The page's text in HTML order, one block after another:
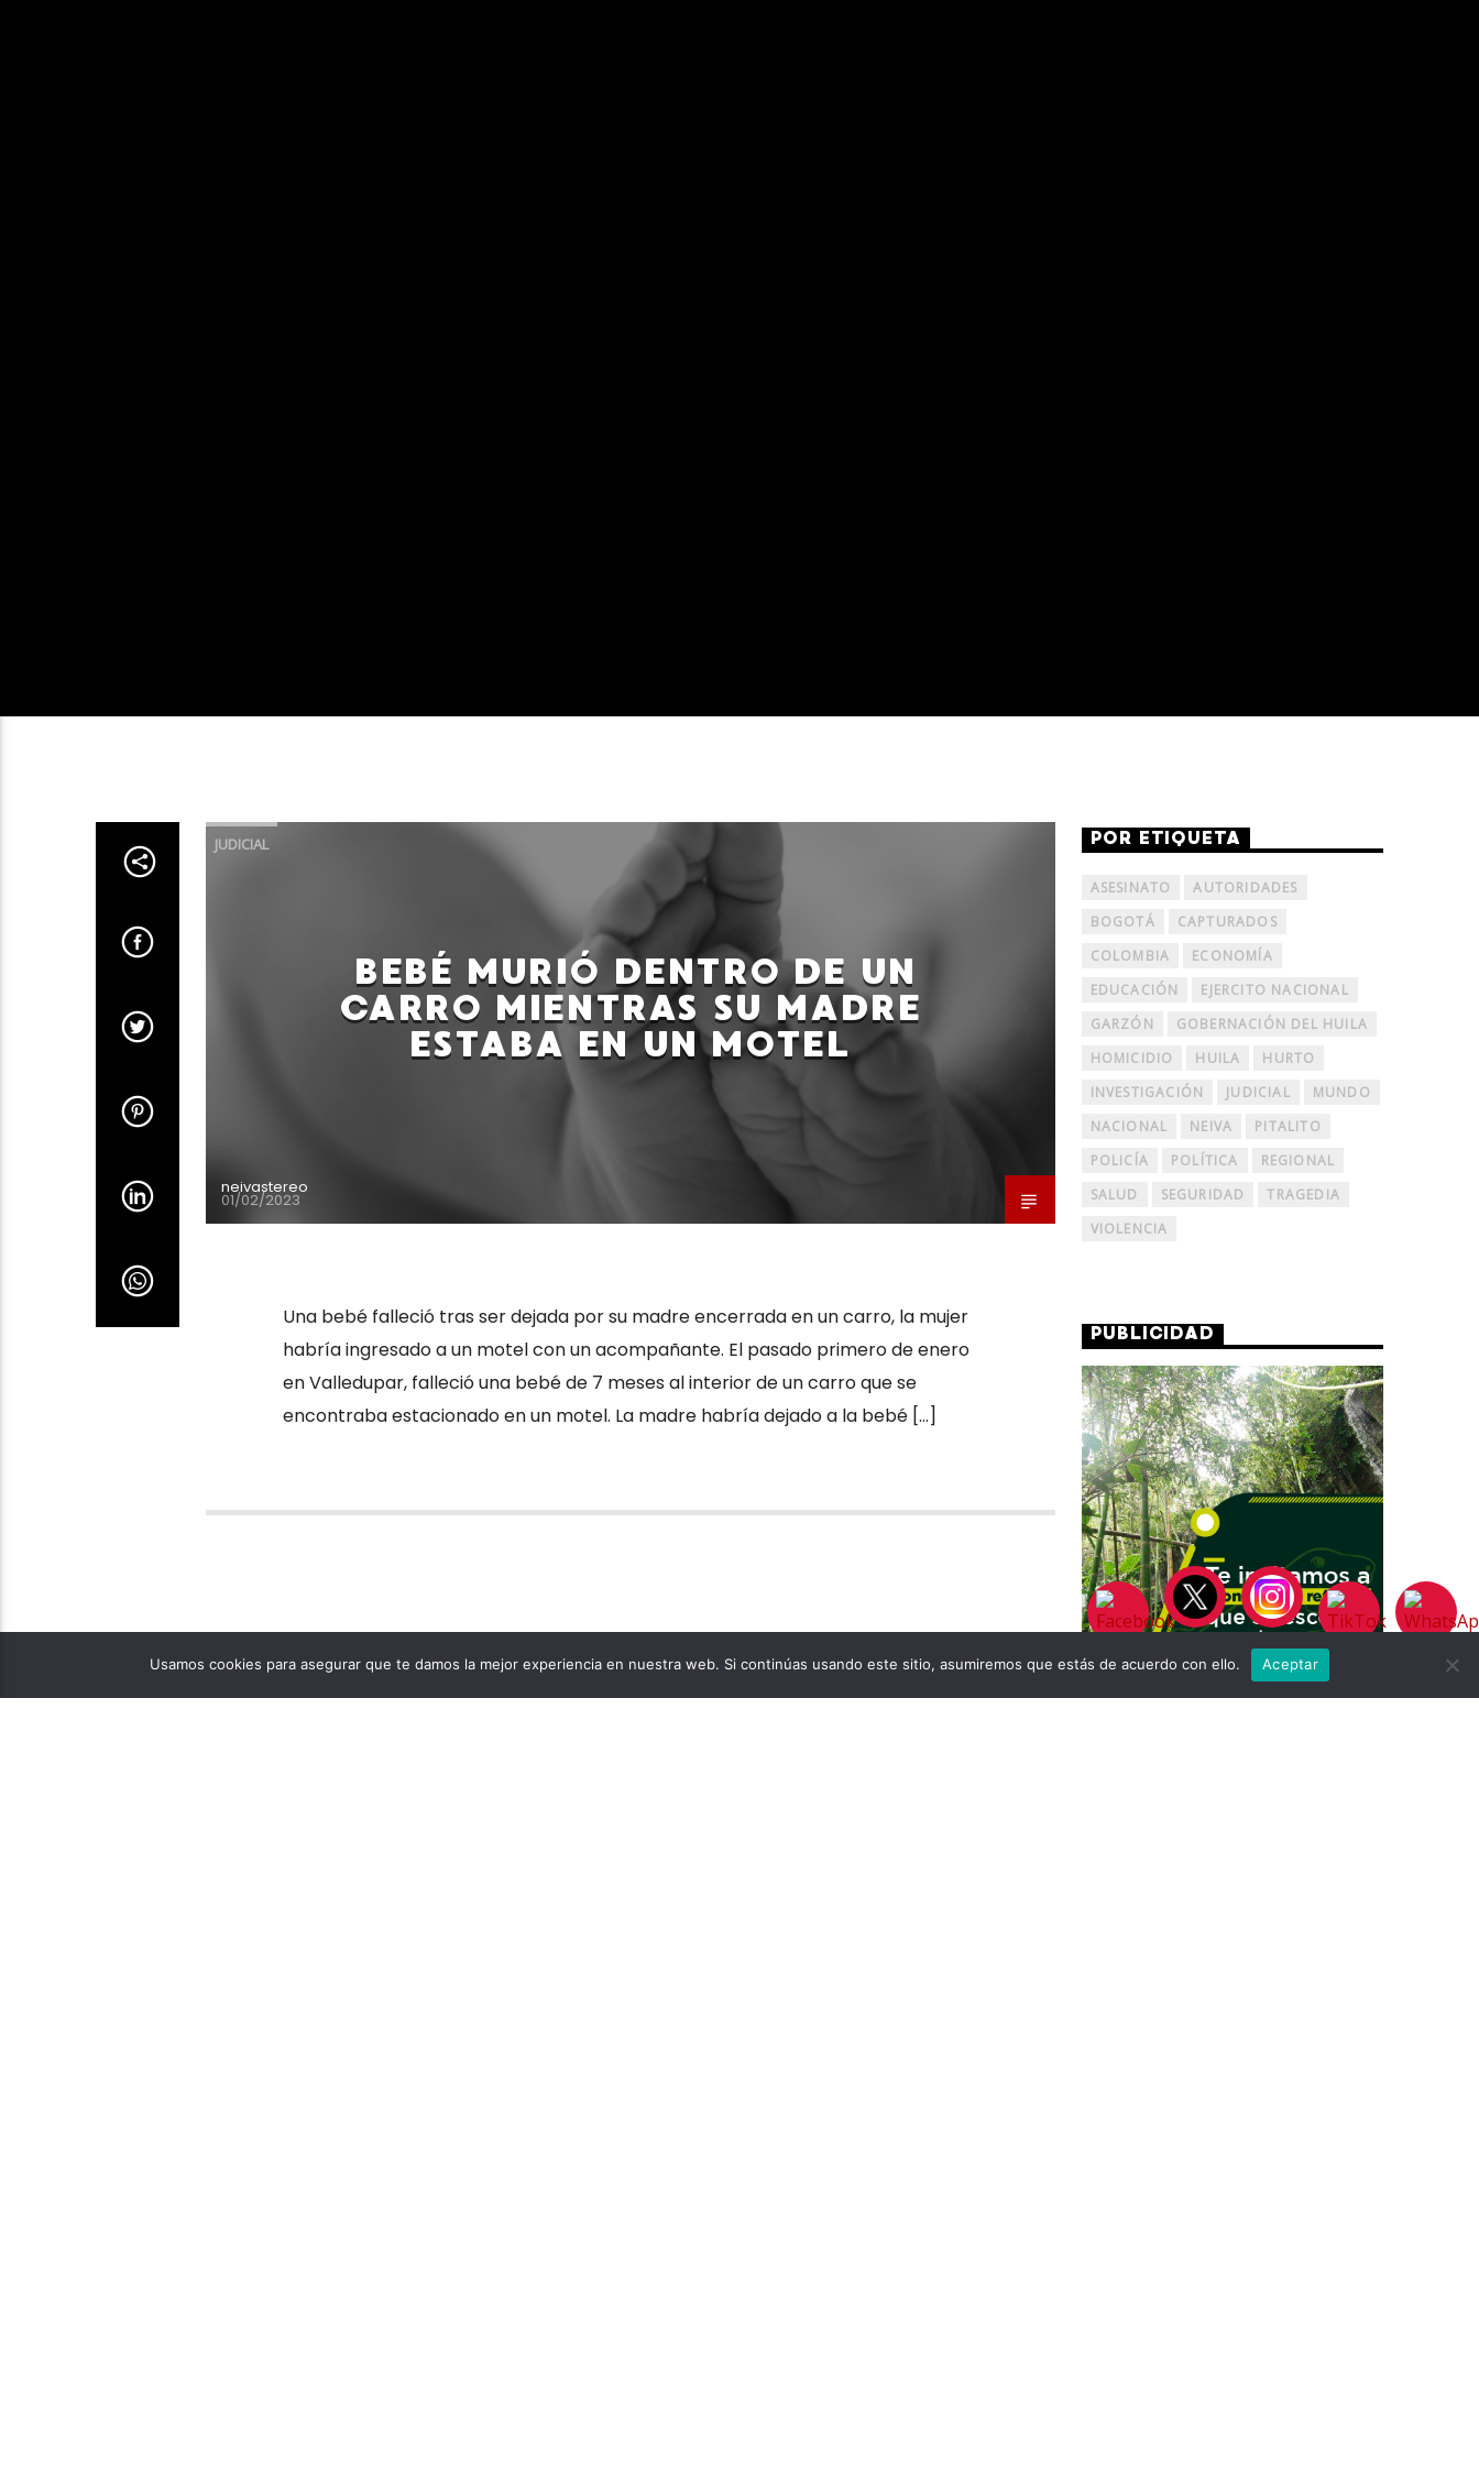
JUDICIAL
BEBÉ MURIÓ DENTRO DE UN
CARRO MIENTRAS SU MADRE
ESTABA EN UN MOTEL
neivastereo
01/02/2023
Una bebé falleció tras ser dejada por su madre encerrada en un carro, la mujer
habría ingresado a un motel con un acompañante. El pasado primero de enero
en Valledupar, falleció una bebé de 7 meses al interior de un carro que se
encontraba estacionado en un motel. La madre habría dejado a la bebé […]
POR ETIQUETA
ASESINATO
AUTORIDADES
BOGOTÁ
CAPTURADOS
COLOMBIA
ECONOMÍA
EDUCACIÓN
EJERCITO NACIONAL
GARZÓN
GOBERNACIÓN DEL HUILA
HOMICIDIO
HUILA
HURTO
INVESTIGACIÓN
JUDICIAL
MUNDO
NACIONAL
NEIVA
PITALITO
POLICÍA
POLÍTICA
REGIONAL
SALUD
SEGURIDAD
TRAGEDIA
VIOLENCIA
PUBLICIDAD
Usamos cookies para asegurar que te damos la mejor experiencia en nuestra web. Si continúas usando este sitio, asumiremos que estás de acuerdo con ello. Aceptar